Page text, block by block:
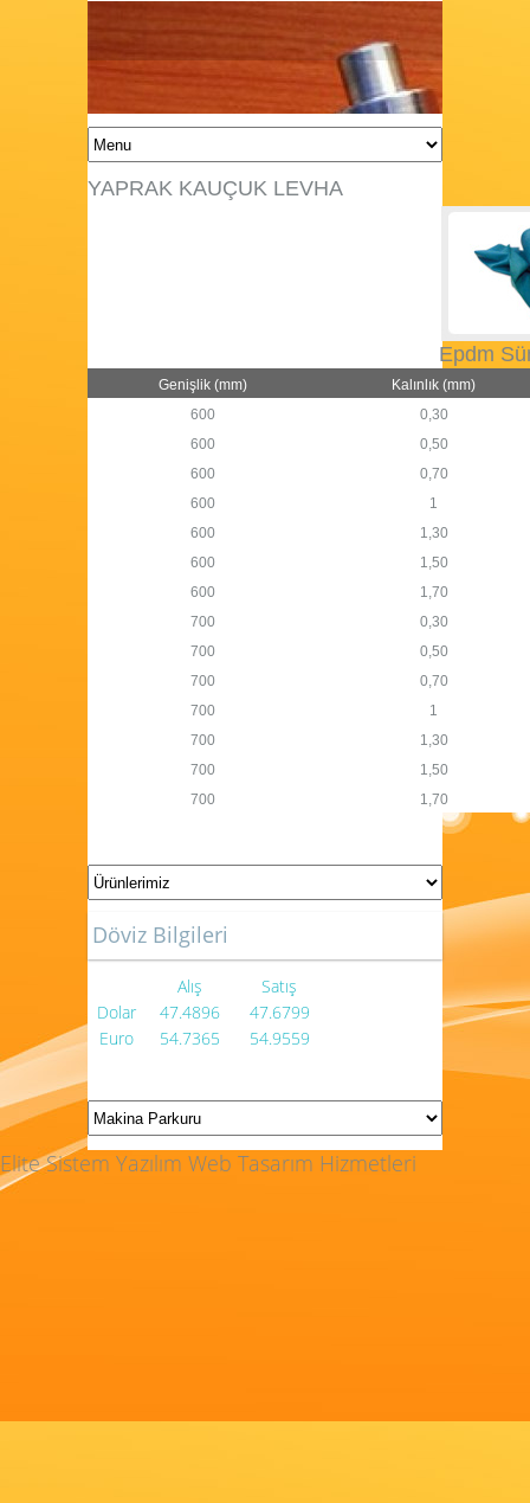
YAPRAK KAUÇUK LEVHA
Epdm
Genişlik (mm)
Kalınlık (mm)
600
0,30
600
0,50
600
0,70
600
1
600
1,30
600
1,50
600
1,70
700
0,30
700
0,50
700
0,70
700
1
700
1,30
700
1,50
700
1,70
Döviz Bilgileri
Alış
Satış
Dolar
47.4896
47.6799
Euro
54.7365 54.9559
Elite Sistem Yazılım Web Tasarım Hizmetleri